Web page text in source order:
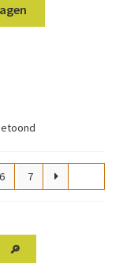
Gesorteerd
populariteit
6 7